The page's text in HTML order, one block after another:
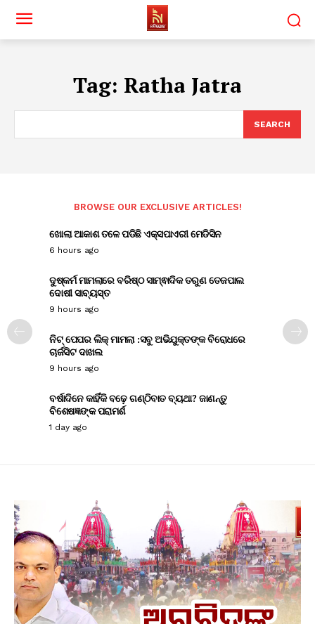
Tag: Ratha Jatra
SEARCH
BROWSE OUR EXCLUSIVE ARTICLES!
ଖୋଲା ଆକାଶ ତଳେ ପଡିଛି ଏକ୍ସପାଏରୀ ମେଡିସିନ
6 hours ago
ଦୁଷ୍କର୍ମ ମାମଲାରେ ବରିଷ୍ଠ ସାମ୍ଵାଦିକ ତରୁଣ ତେଜପାଲ
ଦୋଷୀ ସାବ୍ୟସ୍ତ
9 hours ago
ନିଟ୍ ପେପର ଲିକ୍ ମାମଲା :ସବୁ ଅଭିଯୁକ୍ତଙ୍କ ବିରୋଧରେ
ଚାର୍ଜସିଟ ଦାଖଲ
9 hours ago
ବର୍ଷାଦିନେ କାହିଁକି ବଢ଼େ ଗଣ୍ଠିବାତ ବ୍ୟଥା? ଜାଣନ୍ତୁ
ବିଶେଷଜ୍ଞଙ୍କ ପରାମର୍ଶ
1 day ago